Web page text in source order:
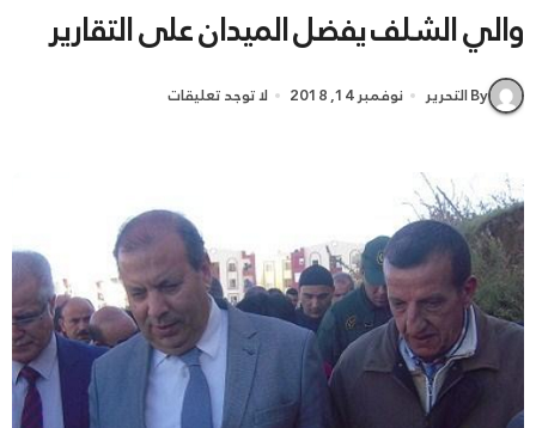
والي الشلف يفضل الميدان على التقارير
By التحرير نوفمبر 14, 2018 لا توجد تعليقات